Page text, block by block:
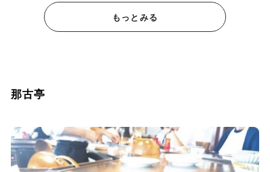
もっとみる
那古亭